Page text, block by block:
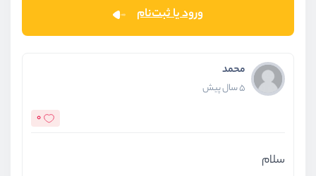
ورود یا ثبت‌نام
محمد
5 سال پیش
0
سلام